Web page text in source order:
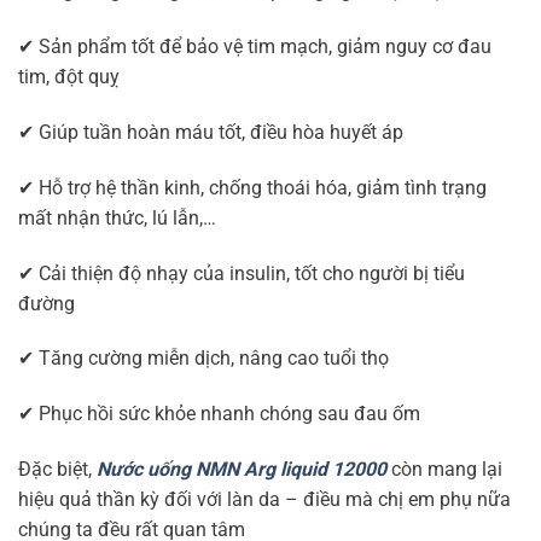
✔ Sản phẩm tốt để bảo vệ tim mạch, giảm nguy cơ đau
tim, đột quỵ
✔ Giúp tuần hoàn máu tốt, điều hòa huyết áp
✔ Hỗ trợ hệ thần kinh, chống thoái hóa, giảm tình trạng
mất nhận thức, lú lẫn,…
✔ Cải thiện độ nhạy của insulin, tốt cho người bị tiểu
đường
✔ Tăng cường miễn dịch, nâng cao tuổi thọ
✔ Phục hồi sức khỏe nhanh chóng sau đau ốm
Đặc biệt, Nước uống NMN Arg liquid 12000còn mang lại
hiệu quả thần kỳ đối với làn da – điều mà chị em phụ nữa
chúng ta đều rất quan tâm